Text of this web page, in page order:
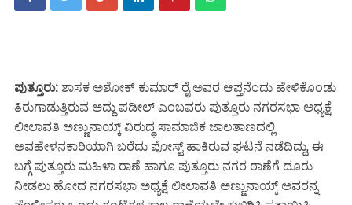
ಪುತ್ತೂರು: ಶಾಸಕ ಅಶೋಕ್ ಕುಮಾರ್ ರೈ ಅವರ ಆಪ್ತನೆಂದು ಹೇಳಿಕೊಂಡು
ತಿರುಗಾಡುತ್ತಿರುವ ಅದ್ದು ಪಡೀಲ್ ಎಂಬವರು ಪುತ್ತೂರು ನಗರಸಭಾ ಅಧ್ಯಕ್ಷೆ
ಲೀಲಾವತಿ ಅಣ್ಣುನಾಯ್ಕ್ ವಿರುದ್ಧ ಸಾಮಾಜಿಕ ಜಾಲತಾಣದಲ್ಲಿ
ಅವಹೇಳನಕಾರಿಯಾಗಿ ಬರೆದು ಪೋಸ್ಟ್ ಹಾಕಿರುವ ಘಟನೆ ನಡೆದಿದ್ದು, ಈ
ಬಗ್ಗೆ ಪುತ್ತೂರು ಮಹಿಳಾ ಠಾಣೆ ಹಾಗೂ ಪುತ್ತೂರು ನಗರ ಠಾಣೆಗೆ ದೂರು
ನೀಡಲು ಹೋದ ನಗರಸಭಾ ಅಧ್ಯಕ್ಷೆ ಲೀಲಾವತಿ ಅಣ್ಣುನಾಯ್ಕ್ ಅವರನ್ನ